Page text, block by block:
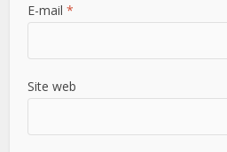
E-mail*
Site web